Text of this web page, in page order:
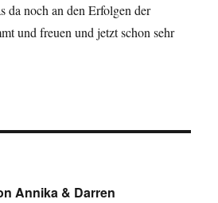
da noch an den Erfolgen der
und freuen und jetzt schon sehr
Annika & Darren